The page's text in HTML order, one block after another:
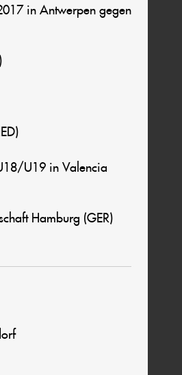
in Antwerpen gegen
U19 in Valencia
Hamburg (GER)